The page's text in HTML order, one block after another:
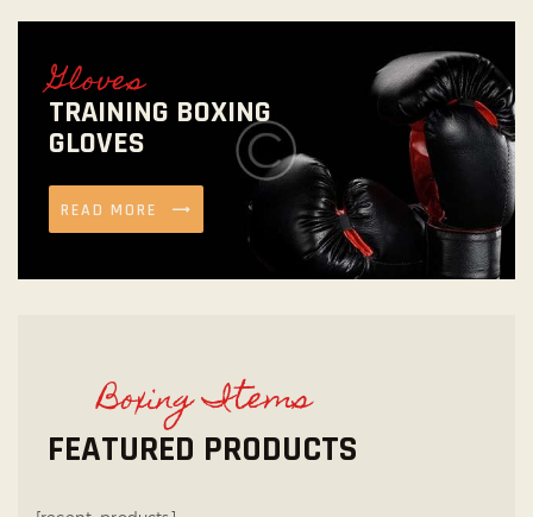
Gloves
TRAINING BOXING
GLOVES
READ MORE
Boxing Items
FEATURED PRODUCTS